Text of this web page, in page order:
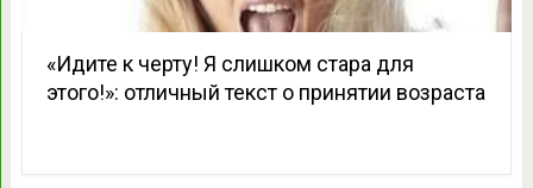
«Идите к черту! Я слишком стара для
этого!»: отличный текст о принятии возраста